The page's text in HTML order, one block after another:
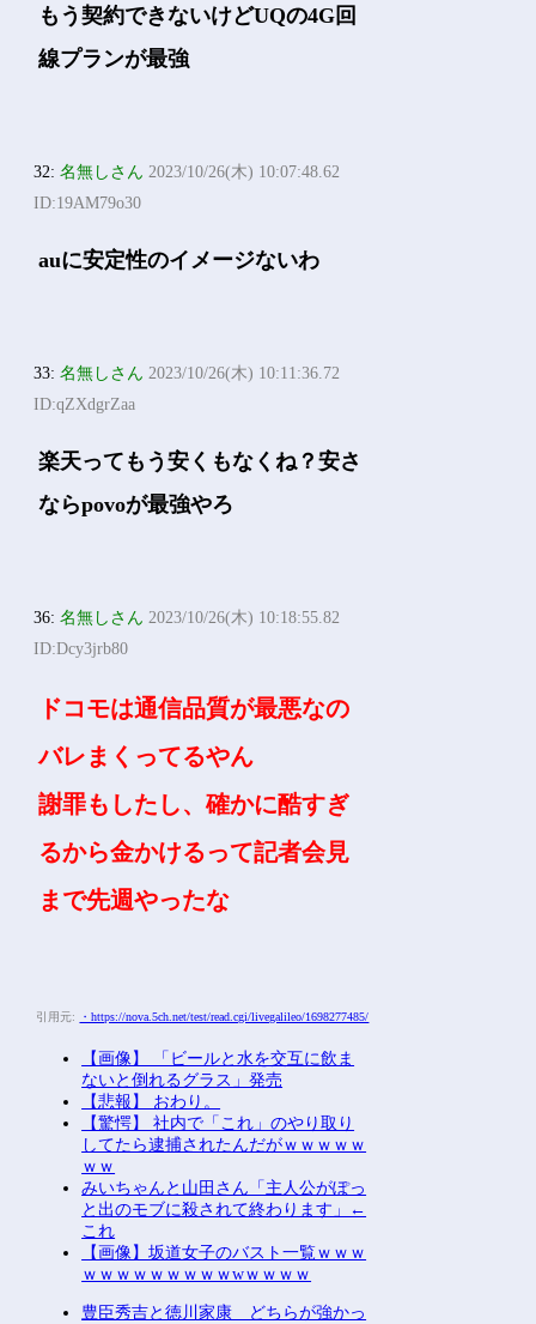
もう契約できないけどUQの4G回
線プランが最強
32:名無しさん 2023/10/26(木) 10:07:48.62
ID:19AM79o30
auに安定性のイメージないわ
33:名無しさん 2023/10/26(木) 10:11:36.72
ID:qZXdgrZaa
楽天ってもう安くもなくね？安さ
ならpovoが最強やろ
36:名無しさん 2023/10/26(木) 10:18:55.82
ID:Dcy3jrb80
ドコモは通信品質が最悪なの
バレまくってるやん
謝罪もしたし、確かに酷すぎ
るから金かけるって記者会見
まで先週やったな
引用元: ・https://nova.5ch.net/test/read.cgi/livegalileo/1698277485/
【画像】 「ビールと水を交互に飲ま
ないと倒れるグラス」発売
【悲報】 おわり。
【驚愕】 社内で「これ」のやり取り
してたら逮捕されたんだがｗｗｗｗｗ
ｗｗ
みいちゃんと山田さん「主人公がぽっ
と出のモブに殺されて終わります」←
これ
【画像】坂道女子のバスト一覧ｗｗｗ
ｗｗｗｗｗｗｗｗｗwｗｗｗｗ
豊臣秀吉と徳川家康 どちらが強かっ